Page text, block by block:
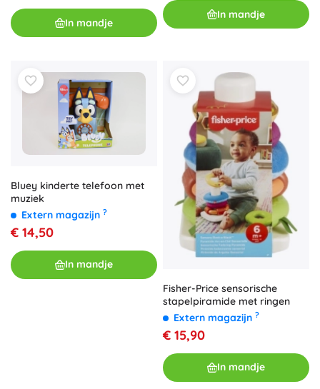
In mandje
In mandje
Bluey kinderte telefoon met
muziek
Extern magazijn ?
€ 14,50
In mandje
Fisher-Price sensorische
stapelpiramide met ringen
Extern magazijn ?
€ 15,90
In mandje